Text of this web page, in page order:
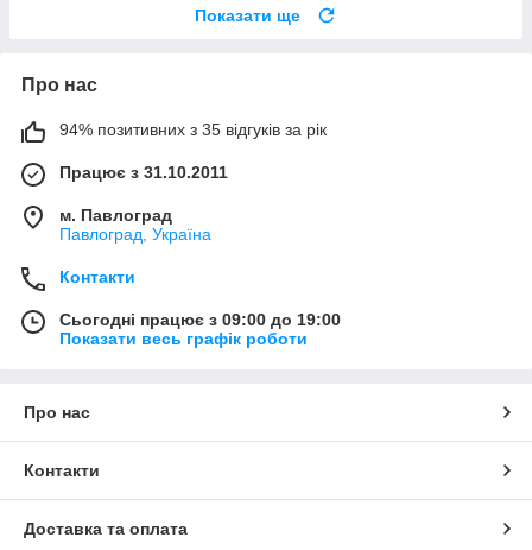
Показати ще
Про нас
94% позитивних з 35 відгуків за рік
Працює з 31.10.2011
м. Павлоград
Павлоград, Україна
Контакти
Сьогодні працює з 09:00 до 19:00
Показати весь графік роботи
Про нас
Контакти
Доставка та оплата